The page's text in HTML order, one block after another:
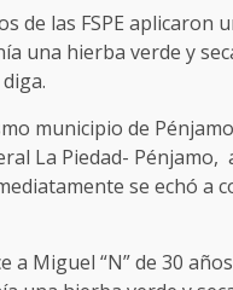
de las FSPE
una hierba verde y
municipio de
La Piedad-
se echó
a Miguel “N” de 30